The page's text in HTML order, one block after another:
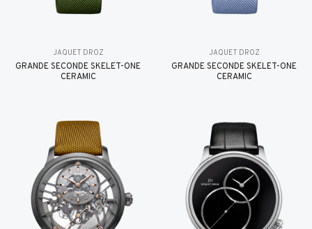
JAQUET DROZ
GRANDE SECONDE SKELET-ONE
CERAMIC
JAQUET DROZ
GRANDE SECONDE SKELET-ONE
CERAMIC